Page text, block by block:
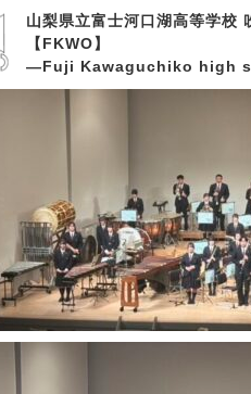
山梨県立富士河口湖高等学校
【FKWO】
―Fuji Kawaguchiko high